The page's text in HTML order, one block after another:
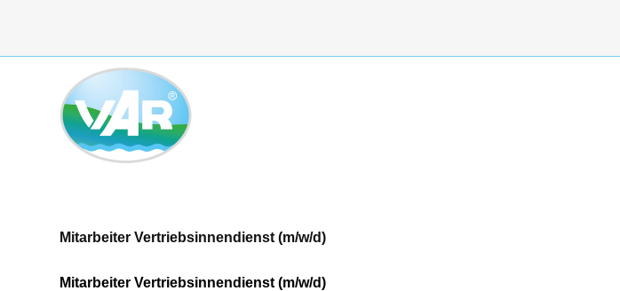
springen
Mitarbeiter Vertriebsinnendienst (m/w/d)
Mitarbeiter Vertriebsinnendienst (m/w/d)